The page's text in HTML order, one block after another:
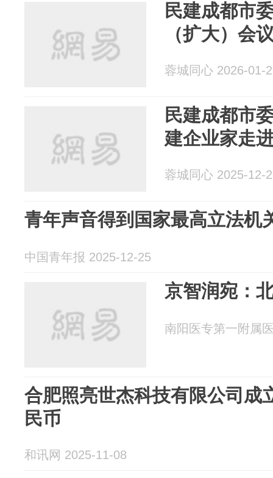
民建成都市
（扩大）会
蓉城同心 2026-01-
民建成都市
建企业家走
蓉城同心 2025-12-
青年声音得到国家最高立法机
中国青年报 2025-12-25
京智润宛：
南阳医专第一附属
合肥照亮世杰科技有限公司成
民币
和讯网 2025-11-08